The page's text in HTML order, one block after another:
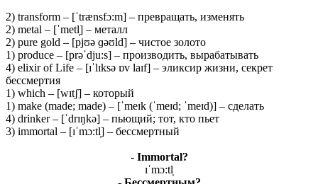
2) transform – [ˈtrænsfɔ:m] – превращать, изменять
2) metal – [ˈmetl̩] – металл
2) pure gold – [pjʊə ɡəʊld] – чистое золото
1) produce – [prəˈdju:s] – производить, вырабатывать
4) elixir of Life – [ɪˈlɪksə ɒv laɪf] – эликсир жизни, секрет
бессмертия
1) which – [wɪtʃ] – который
1) make (made; made) – [ˈmeɪk (ˈmeɪd; ˈmeɪd)] – сделать
4) drinker – [ˈdrɪŋkə] – пьющий; тот, кто пьет
3) immortal – [ɪˈmɔ:tl̩] – бессмертный
- Immortal?
ɪˈmɔ:tl̩